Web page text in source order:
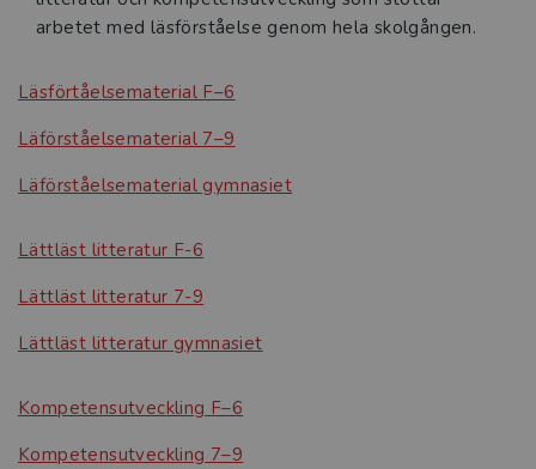
arbetet med läsförståelse genom hela skolgången.
Läsförtåelsematerial F–6
Läförståelsematerial 7–9
Läförståelsematerial gymnasiet
Lättläst litteratur F-6
Lättläst litteratur 7-9
Lättläst litteratur gymnasiet
Kompetensutveckling F–6
Kompetensutveckling 7–9